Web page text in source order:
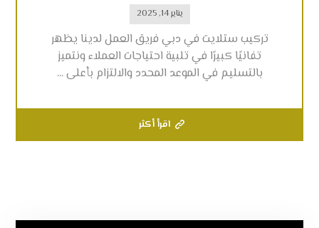
يناير 14, 2025
تركيب ستلايت في دبي فريق العمل لدينا يظهر
تفانيًا كبيرًا في تلبية احتياجات العملاء ونتميز
بالتسليم في الموعد المحدد والالتزام بأعلى ...
اقرأ أكثر